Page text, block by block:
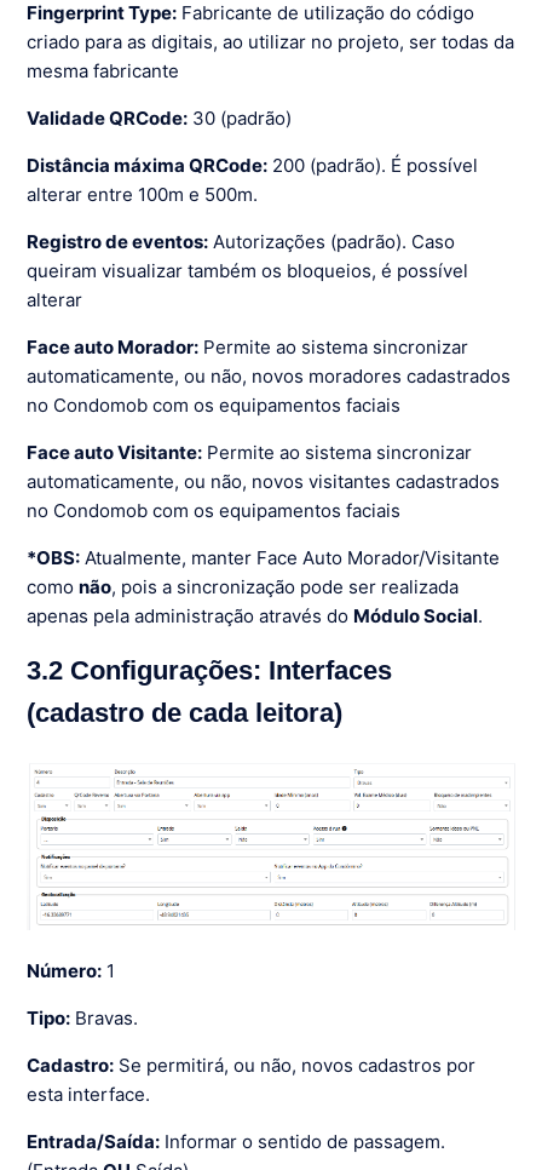
Fingerprint Type: Fabricante de utilização do código
criado para as digitais, ao utilizar no projeto, ser todas da
mesma fabricante
Validade QRCode: 30 (padrão)
Distância máxima QRCode: 200 (padrão). É possível
alterar entre 100m e 500m.
Registro de eventos: Autorizações (padrão). Caso
queiram visualizar também os bloqueios, é possível
alterar
Face auto Morador: Permite ao sistema sincronizar
automaticamente, ou não, novos moradores cadastrados
no Condomob com os equipamentos faciais
Face auto Visitante: Permite ao sistema sincronizar
automaticamente, ou não, novos visitantes cadastrados
no Condomob com os equipamentos faciais
*OBS: Atualmente, manter Face Auto Morador/Visitante
comonão, pois a sincronização pode ser realizada
apenas pela administração através do Módulo Social.
3.2 Configurações: Interfaces
(cadastro de cada leitora)
Número: 1
Tipo: Bravas.
Cadastro: Se permitirá, ou não, novos cadastros por
esta interface.
Entrada/Saída: Informar o sentido de passagem.